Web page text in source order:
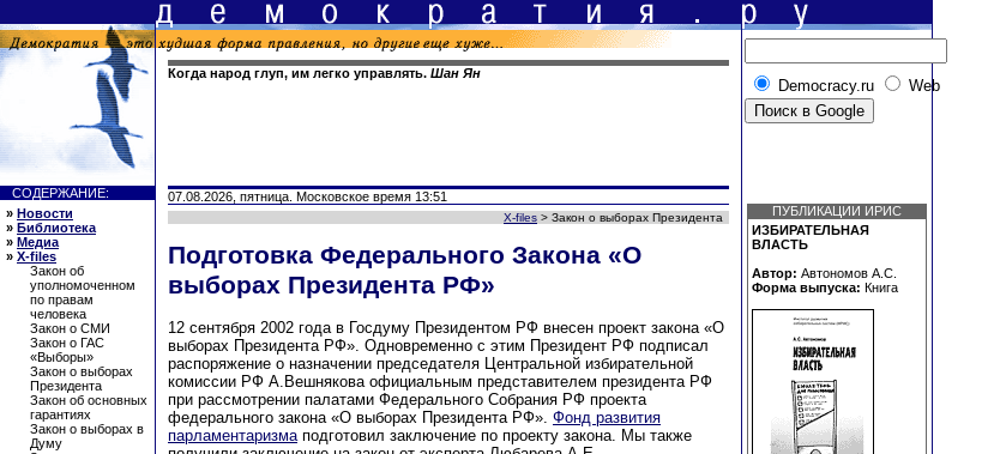
Когда народ глуп, им легко управлять. Шан Ян
Democracy.ru Web
СОДЕРЖАНИЕ:
» Новости
» Библиотека
» Медиа
» X-files
Закон об
уполномоченном
по правам
человека
Закон о СМИ
Закон о ГАС
«Выборы»
Закон о выборах
Президента
Закон об основных
гарантиях
Закон о выборах в
Думу
07.08.2026, пятница. Московское время 13:51
X-files > Закон о выборах Президента
Подготовка Федерального Закона «О
выборах Президента РФ»
12 сентября 2002 года в Госдуму Президентом РФ внесен проект закона «О
выборах Президента РФ». Одновременно с этим Президент РФ подписал
распоряжение о назначении председателя Центральной избирательной
комиссии РФ А.Вешнякова официальным представителем президента РФ
при рассмотрении палатами Федерального Собрания РФ проекта
федерального закона «О выборах Президента РФ». Фонд развития
парламентаризма подготовил заключение по проекту закона. Мы также
ПУБЛИКАЦИИ ИРИС
ИЗБИРАТЕЛЬНАЯ
ВЛАСТЬ
Автор: Автономов А.С.
Форма выпуска: Книга